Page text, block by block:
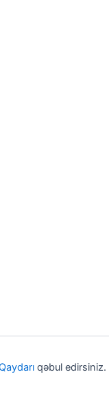
qəbul edirsiniz.